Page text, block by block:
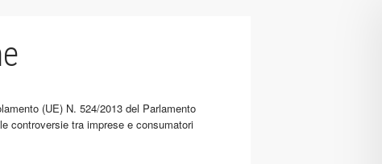
(UE) N. 524/2013 del Parlamento
controversie tra imprese e consumatori